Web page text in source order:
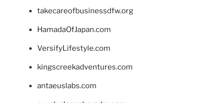
takecareofbusinessdfw.org
HamadaOfJapan.com
VersifyLifestyle.com
kingscreekadventures.com
antaeuslabs.com